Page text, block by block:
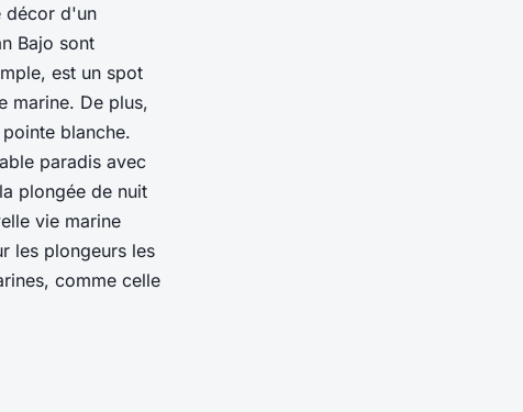
décor d'un
Bajo sont
est un spot
marine. De plus,
blanche.
paradis avec
plongée de nuit
vie marine
les plongeurs les
comme celle